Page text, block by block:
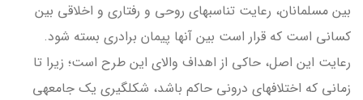
بین مسلمانان، رعایت تناسب­های روحی و رفتاری و اخلاقی بین
کسانی است که قرار است بین آن­ها پیمان برادری بسته شود.
رعایت این اصل، حاکی از اهداف والای این طرح است؛ زیرا تا
زمانی که اختلاف­های درونی حاکم باشد، شکل­گیری یک جامعه­ی